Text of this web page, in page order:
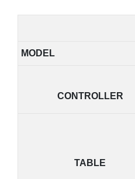
MODEL
CONTROLLER
TABLE